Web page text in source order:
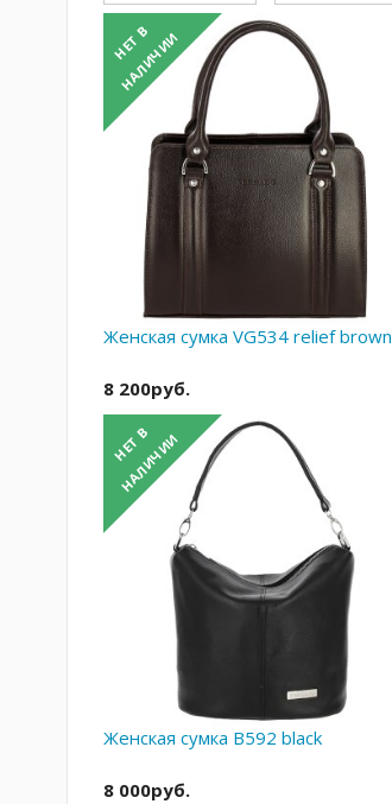
Женская сумка VG534 relief brown
8 200руб.
Женская сумка B592 black
8 000руб.